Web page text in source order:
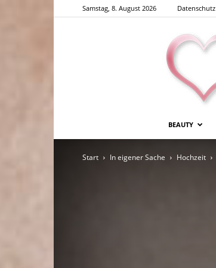
Samstag, 8. August 2026 Datenschutz
BEAUTY
Start In eigener Sache Hochzeit